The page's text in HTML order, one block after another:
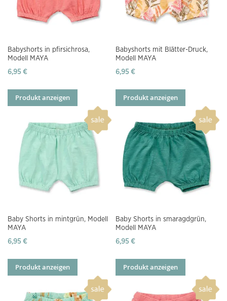
Babyshorts in pfirsichrosa,
Modell MAYA
6,95 €
Produkt anzeigen
Babyshorts mit Blätter-Druck,
Modell MAYA
6,95 €
Produkt anzeigen
Baby Shorts in mintgrün, Modell
MAYA
6,95 €
Produkt anzeigen
Baby Shorts in smaragdgrün,
Modell MAYA
6,95 €
Produkt anzeigen